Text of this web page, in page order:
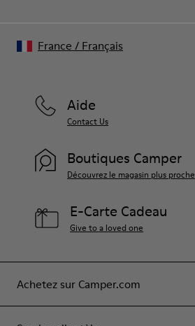
Achetez sur Camper.com
Aide
Contact Us
Boutiques Camper
Découvrez le magasin plus proche
E-Carte Cadeau
Give to a loved one
France / Français